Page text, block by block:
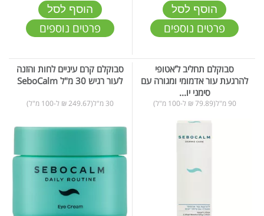
הוסף לסל
פרטים נוספים
הוסף לסל
פרטים נוספים
סבוקלם תחליב ל'אטופי
להרגעת עור אדמומי ומגורה עם
סימני יו...
90 מ"ל(79.89 ₪ ל-100 מ"ל)
סבוקלם קרם עיניים לחות והזנה
לעור רגיש 30 מ"ל SeboCalm
30 מ"ל(249.67 ₪ ל-100 מ"ל)